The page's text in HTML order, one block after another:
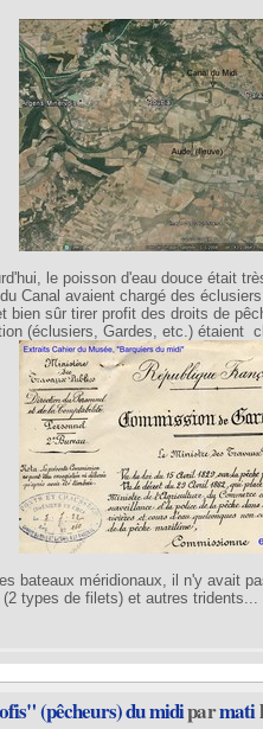
le poisson d'eau douce était
Canal avaient chargé des
bien sûr tirer profit des droits de
(éclusiers, Gardes, etc.) étaient
bateaux méridionaux, il n'y avait
types de filets) et autres tridents...
(pêcheurs) du midiparmati